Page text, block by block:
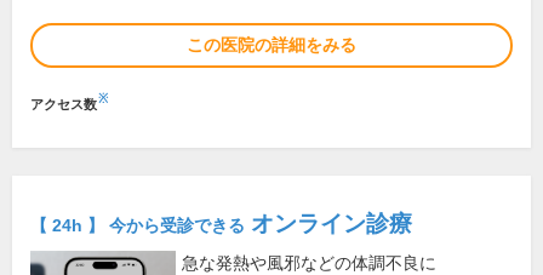
この医院の詳細をみる
アクセス数※
【 24h 】 今から受診できる オンライン診療
急な発熱や風邪などの体調不良に